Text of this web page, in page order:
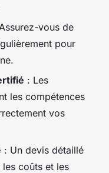
vous de
pour
: Les
les compétences
vos
: Un devis détaillé
coûts et les